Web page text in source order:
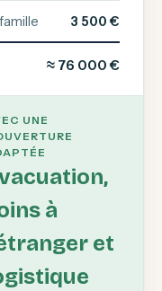
3 500 €
≈ 76 000 €
UNE
à
et